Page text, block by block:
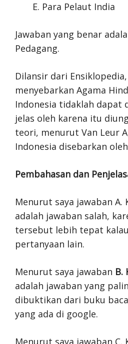
Para Pelaut India
Jawaban yang benar
Pedagang.
Dilansir dari Ensiklopedia,
menyebarkan Agama
Indonesia tidaklah dapat
jelas oleh karena itu
teori, menurut Van Leur
Indonesia disebarkan
Pembahasan dan
Menurut saya jawaban A.
adalah jawaban salah,
tersebut lebih tepat
pertanyaan lain.
Menurut saya jawaban B.
adalah jawaban yang
dibuktikan dari buku
yang ada di google.
Menurut saya jawaban C.